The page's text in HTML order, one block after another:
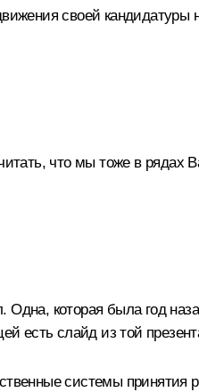
своей кандидатуры
что мы тоже в рядах
которая была год
есть слайд из той
системы